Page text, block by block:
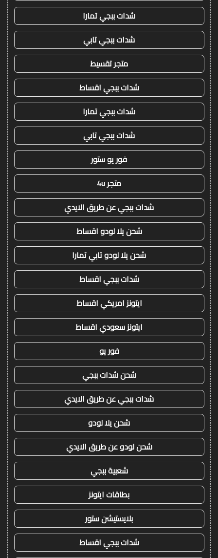
شدات ببجي تمارا
شدات ببجي تابي
متجر تقسيط
شدات ببجي اقساط
شدات ببجي تمارا
شدات ببجي تابي
فور يو ستور
متجر 4u
شدات ببجي عن طريق الايدي
شحن يلا لودو اقساط
شحن يلا لودو تابي تمارا
شدات ببجي اقساط
ايتونز امريكي اقساط
ايتونز سعودي اقساط
فور يو
شحن شدات ببجي
شدات ببجي عن طريق الايدي
شحن يلا لودو
شحن لودو عن طريق الايدي
شعبية ببجي
بطاقات ايتونز
بلايستيشن ستور
شدات ببجي اقساط